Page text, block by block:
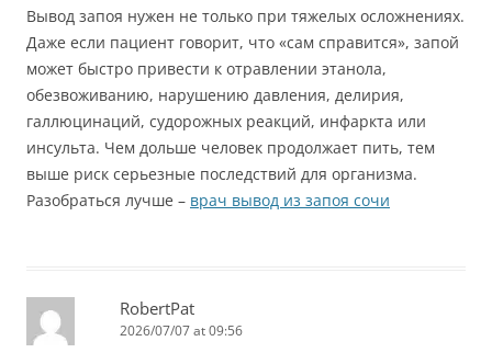
Вывод запоя нужен не только при тяжелых осложнениях.
Даже если пациент говорит, что «сам справится», запой
может быстро привести к отравлении этанола,
обезвоживанию, нарушению давления, делирия,
галлюцинаций, судорожных реакций, инфаркта или
инсульта. Чем дольше человек продолжает пить, тем
выше риск серьезные последствий для организма.
Разобраться лучше – врач вывод из запоя сочи
RobertPat
2026/07/07 at 09:56